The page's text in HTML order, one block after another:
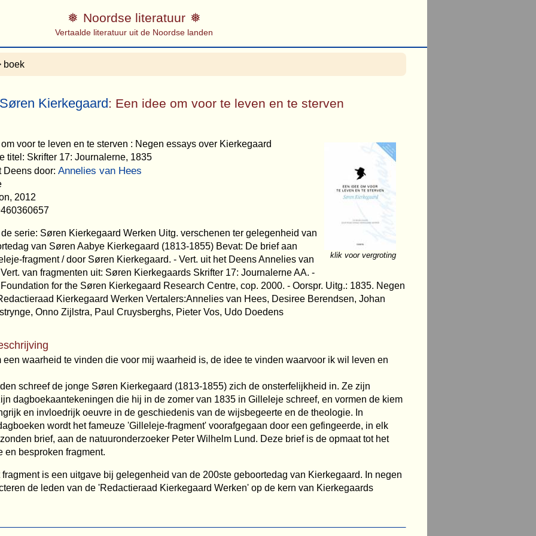
Noordse literatuur
Vertaalde literatuur uit de Noordse landen
boek
Søren Kierkegaard: Een idee om voor te leven en te sterven
klik voor vergroting
voor te leven en te sterven : Negen essays over Kierkegaard
titel: Skrifter 17: Journalerne, 1835
Deens door: Annelies van Hees
2012
serie: Søren Kierkegaard Werken Uitg. verschenen ter gelegenheid van
van Søren Aabye Kierkegaard (1813-1855) Bevat: De brief aan
fragment / door Søren Kierkegaard. - Vert. uit het Deens Annelies van
Vert. van fragmenten uit: Søren Kierkegaards Skrifter 17: Journalerne AA. -
for the Søren Kierkegaard Research Centre, cop. 2000. - Oorspr. Uitg.: 1835. Negen
Kierkegaard Werken Vertalers:Annelies van Hees, Desiree Berendsen, Johan
Onno Zijlstra, Paul Cruysberghs, Pieter Vos, Udo Doedens
een waarheid te vinden die voor mij waarheid is, de idee te vinden waarvoor ik wil leven en
schreef de jonge Søren Kierkegaard (1813-1855) zich de onsterfelijkheid in. Ze zijn
dagboekaantekeningen die hij in de zomer van 1835 in Gilleleje schreef, en vormen de kiem
en invloedrijk oeuvre in de geschiedenis van de wijsbegeerte en de theologie. In
wordt het fameuze 'Gilleleje-fragment' voorafgegaan door een gefingeerde, in elk
brief, aan de natuuronderzoeker Peter Wilhelm Lund. Deze brief is de opmaat tot het
en besproken fragment.
is een uitgave bij gelegenheid van de 200ste geboortedag van Kierkegaard. In negen
de leden van de 'Redactieraad Kierkegaard Werken' op de kern van Kierkegaards